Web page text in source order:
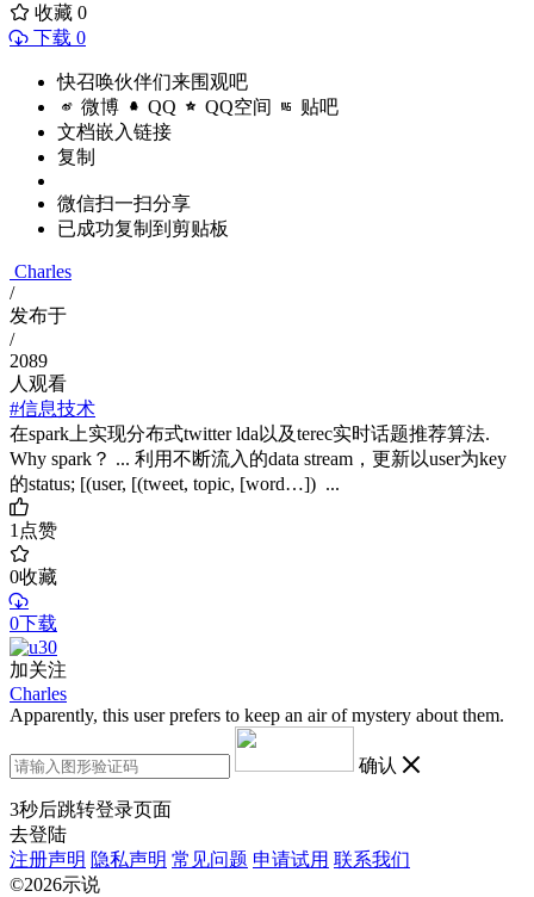
收藏 0
下载 0
快召唤伙伴们来围观吧
微博 QQ QQ空间 贴吧
文档嵌入链接
复制
微信扫一扫分享
已成功复制到剪贴板
Charles
/
发布于
/
2089
人观看
#信息技术
在spark上实现分布式twitter lda以及terec实时话题推荐算法.
Why spark？ ... 利用不断流入的data stream，更新以user为key
的status; [(user, [(tweet, topic, [word…]) ...
1点赞
0收藏
0下载
加关注
Charles
Apparently, this user prefers to keep an air of mystery about them.
确认
3秒后跳转登录页面
去登陆
注册声明 隐私声明 常见问题 申请试用 联系我们
©2026示说